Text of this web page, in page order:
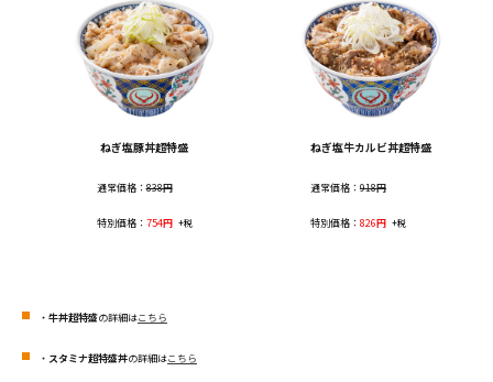
ねぎ塩豚丼超特盛
通常価格：838円
特別価格： 754円 +税
ねぎ塩牛カルビ丼超特盛
通常価格： 918円
特別価格： 826円 +税
・ 牛丼超特盛の詳細はこちら
・ スタミナ超特盛丼の詳細はこちら